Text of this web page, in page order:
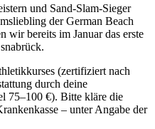
und Sand-Slam-Sieger
der German Beach
wir bereits im Januar das erste
(zertifiziert nach
durch deine
75–100 €). Bitte kläre die
– unter Angabe der